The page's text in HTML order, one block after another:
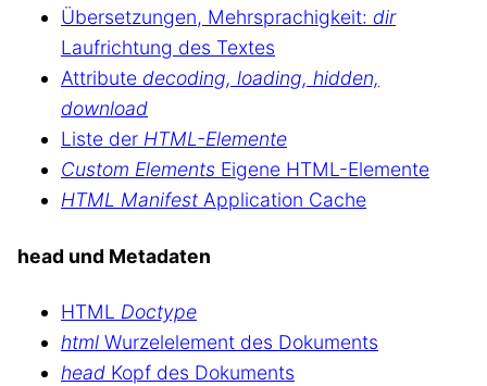
Übersetzungen, Mehrsprachigkeit: dir
Laufrichtung des Textes
Attribute decoding, loading, hidden,
download
Liste der HTML-Elemente
Custom Elements Eigene HTML-Elemente
HTML Manifest Application Cache
head und Metadaten
HTML Doctype
html Wurzelelement des Dokuments
head Kopf des Dokuments